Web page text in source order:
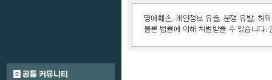
공통 커뮤니티